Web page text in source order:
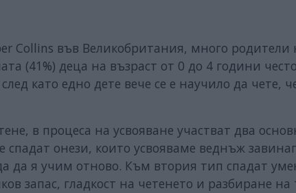
Collins във Великобритания, много родители
(41%) деца на възраст от 0 до 4 години
като едно дете вече се е научило да чете,
в процеса на усвояване участват два
онези, които усвояваме веднъж
да я учим отново. Към втория тип спадат
запас, гладкост на четенето и разбиране на